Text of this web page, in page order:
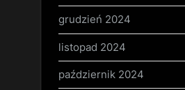
grudzień 2024
listopad 2024
październik 2024